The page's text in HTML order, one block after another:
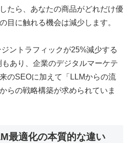
たら、あなたの商品がどれだけ優
目に触れる機会は減少します。
ントラフィックが25%減少する
あり、企業のデジタルマーケテ
のSEOに加えて「LLMからの流
らの戦略構築が求められていま
最適化の本質的な違い